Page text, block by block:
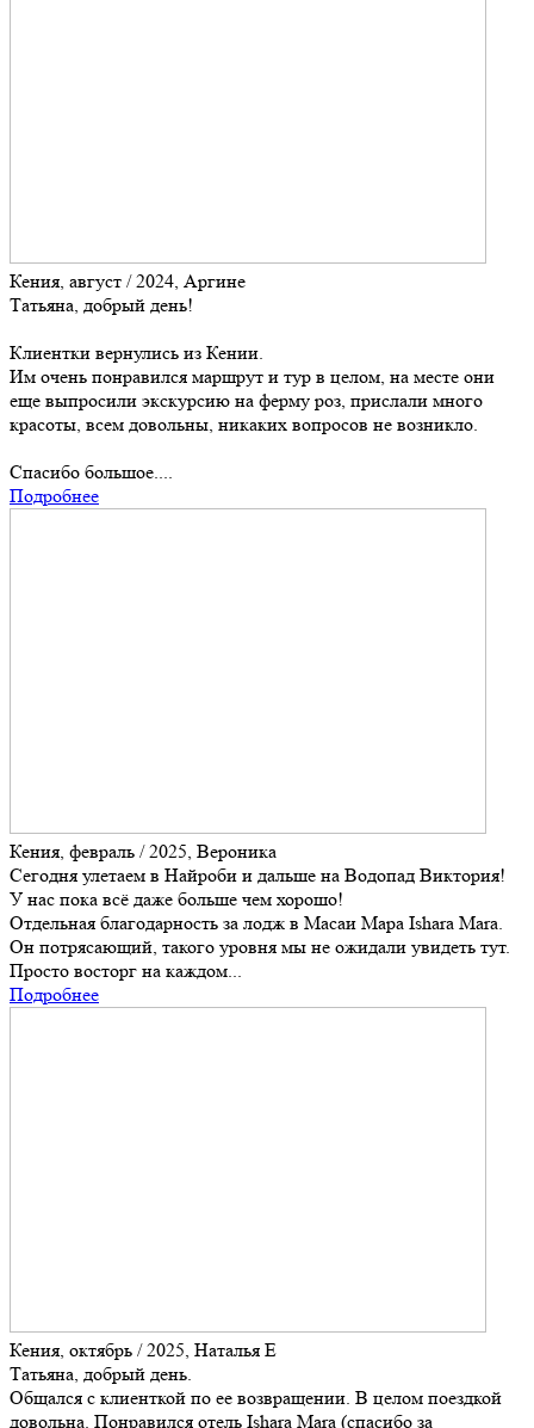
Кения, август / 2024, Аргине
Татьяна, добрый день!
Клиентки вернулись из Кении.
Им очень понравился маршрут и тур в целом, на месте они
еще выпросили экскурсию на ферму роз, прислали много
красоты, всем довольны, никаких вопросов не возникло.
Спасибо большое....
Подробнее
Кения, февраль / 2025, Вероника
Cегодня улетаем в Найроби и дальше на Водопад Виктория!
У нас пока всё даже больше чем хорошо!
Отдельная благодарность за лодж в Масаи Мара Ishara Mara.
Он потрясающий, такого уровня мы не ожидали увидеть тут.
Просто восторг на каждом...
Подробнее
Кения, октябрь / 2025, Наталья Е
Татьяна, добрый день.
Общался с клиенткой по ее возвращении. В целом поездкой
довольна. Понравился отель Ishara Mara (спасибо за